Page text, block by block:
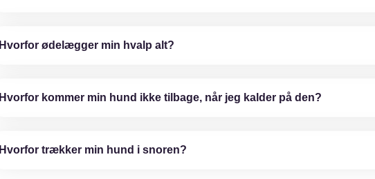
Hvorfor ødelægger min hvalp alt?
Hvorfor kommer min hund ikke tilbage, når jeg kalder på den?
Hvorfor trækker min hund i snoren?